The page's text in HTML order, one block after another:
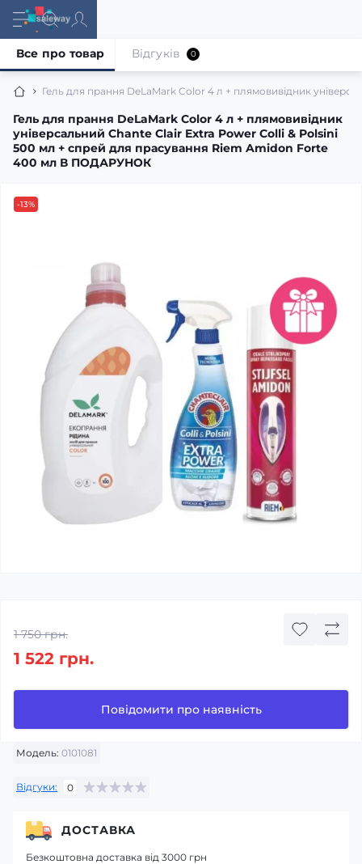
Гель для прання DeLaMark Color 4 л + плямовивідник
Гель для прання DeLaMark Color 4 л + плямовивідник
універсальний Chante Clair Extra Power Colli & Polsini
500 мл + спрей для прасування Riem Amidon Forte
400 мл В ПОДАРУНОК
Все про товар Відгуків 0
-13%
Модель: 0101081
Відгуки: 0
1 750 грн.
1 522 грн.
Повідомити про наявність
ДОСТАВКА
Безкоштовна доставка від 3000 грн